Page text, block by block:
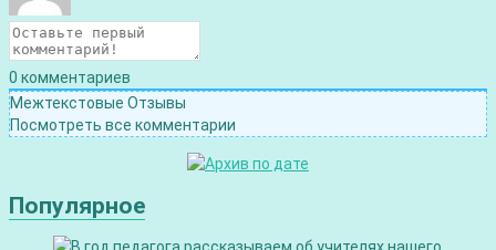
0 комментариев
Межтекстовые Отзывы
Посмотреть все комментарии
Популярное